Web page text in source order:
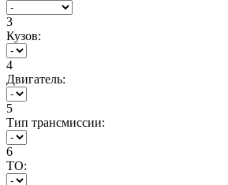
3
Кузов:
4
Двигатель:
5
Тип трансмиссии:
6
ТО: